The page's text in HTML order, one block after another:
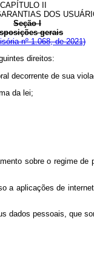
CAPÍTULO II
DOS
Seção I
gerais
nº 1.068, de 2021)
direitos:
decorrente de sua
da lei;
sobre o regime
aplicações de
pessoais, que